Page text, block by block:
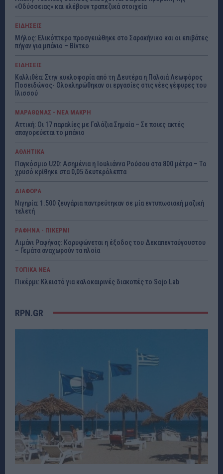
«Οδύσσειας» και κλέβουν τραπεζικά στοιχεία
ΕΙΔΗΣΕΙΣ
Μήλος: Ελικόπτερο προσγειώθηκε στο Σαρακήνικο και οι επιβάτες
πήγαν για μπάνιο – Βίντεο
ΕΙΔΗΣΕΙΣ
Καλλιθέα: Στην κυκλοφορία από τη Δευτέρα η Παλαιά Λεωφόρος
Ποσειδώνος- Ολοκληρώθηκαν οι εργασίες στις νέες γέφυρες του
Ιλισσού
ΜΑΡΑΘΩΝΑΣ - ΝΕΑ ΜΑΚΡΗ
Αττική: Οι 17 παραλίες με Γαλάζια Σημαία – Σε ποιες ακτές
απαγορεύεται το μπάνιο
ΑΘΛΗΤΙΚΑ
Παγκόσμιο U20: Ασημένια η Ιουλιάννα Ρούσου στα 800 μέτρα – Το
χρυσό κρίθηκε στα 0,05 δευτερόλεπτα
ΔΙΑΦΟΡΑ
Νιγηρία: 1.500 ζευγάρια παντρεύτηκαν σε μία εντυπωσιακή μαζική
τελετή
ΡΑΦΗΝΑ - ΠΙΚΕΡΜΙ
Λιμάνι Ραφήνας: Κορυφώνεται η έξοδος του Δεκαπενταύγουστου
– Γεμάτα αναχωρούν τα πλοία
ΤΟΠΙΚΑ ΝΕΑ
Πικέρμι: Κλειστό για καλοκαιρινές διακοπές το Sojo Lab
RPN.GR